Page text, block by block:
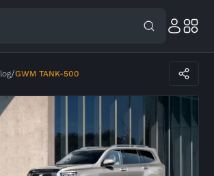
/GWM TANK-500